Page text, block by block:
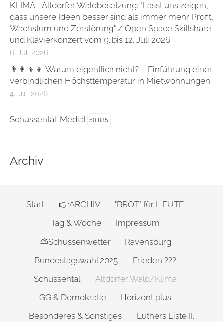
KLIMA - Altdorfer Waldbesetzung: "Lasst uns zeigen,
dass unsere Ideen besser sind als immer mehr Profit,
Wachstum und Zerstörung." / Open Space Skillshare
und Klavierkonzert vom 9. bis 12. Juli 2026
6. Jul. 2026
👨‍👩‍👦‍👦 Warum eigentlich nicht? – Einführung einer
verbindlichen Höchsttemperatur in Mietwohnungen
4. Jul. 2026
Schussental-Medial 50.835
Archiv
Start 👉ARCHIV
"BROT" für HEUTE
Tag & Woche
Impressum
⛅Schussenwetter
Ravensburg
Bundestagswahl 2025
Frieden ???
Schussental
Altdorfer Wald/Klima
GG & Demokratie
Horizont plus
Besonderes & Sonstiges
Luthers Liste II.